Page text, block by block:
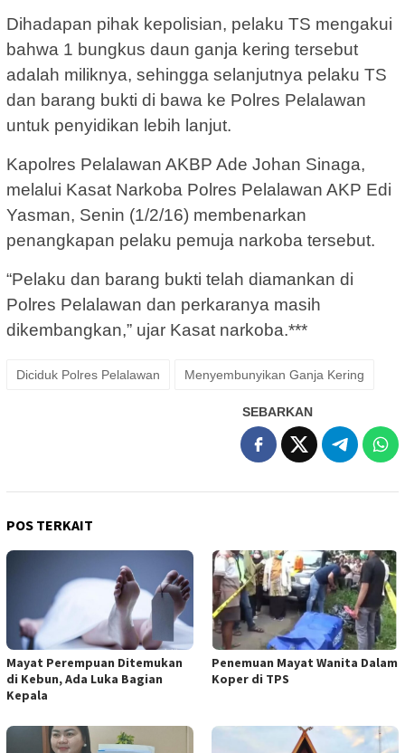
Dihadapan pihak kepolisian, pelaku TS mengakui
bahwa 1 bungkus daun ganja kering tersebut
adalah miliknya, sehingga selanjutnya pelaku TS
dan barang bukti di bawa ke Polres Pelalawan
untuk penyidikan lebih lanjut.
Kapolres Pelalawan AKBP Ade Johan Sinaga,
melalui Kasat Narkoba Polres Pelalawan AKP Edi
Yasman, Senin (1/2/16) membenarkan
penangkapan pelaku pemuja narkoba tersebut.
“Pelaku dan barang bukti telah diamankan di
Polres Pelalawan dan perkaranya masih
dikembangkan,” ujar Kasat narkoba.***
Diciduk Polres Pelalawan Menyembunyikan Ganja Kering
SEBARKAN
POS TERKAIT
Mayat Perempuan Ditemukan
di Kebun, Ada Luka Bagian
Kepala
Penemuan Mayat Wanita Dalam
Koper di TPS